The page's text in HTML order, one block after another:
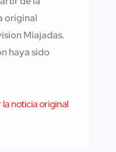
original
Miajadas.
haya sido
la noticia original